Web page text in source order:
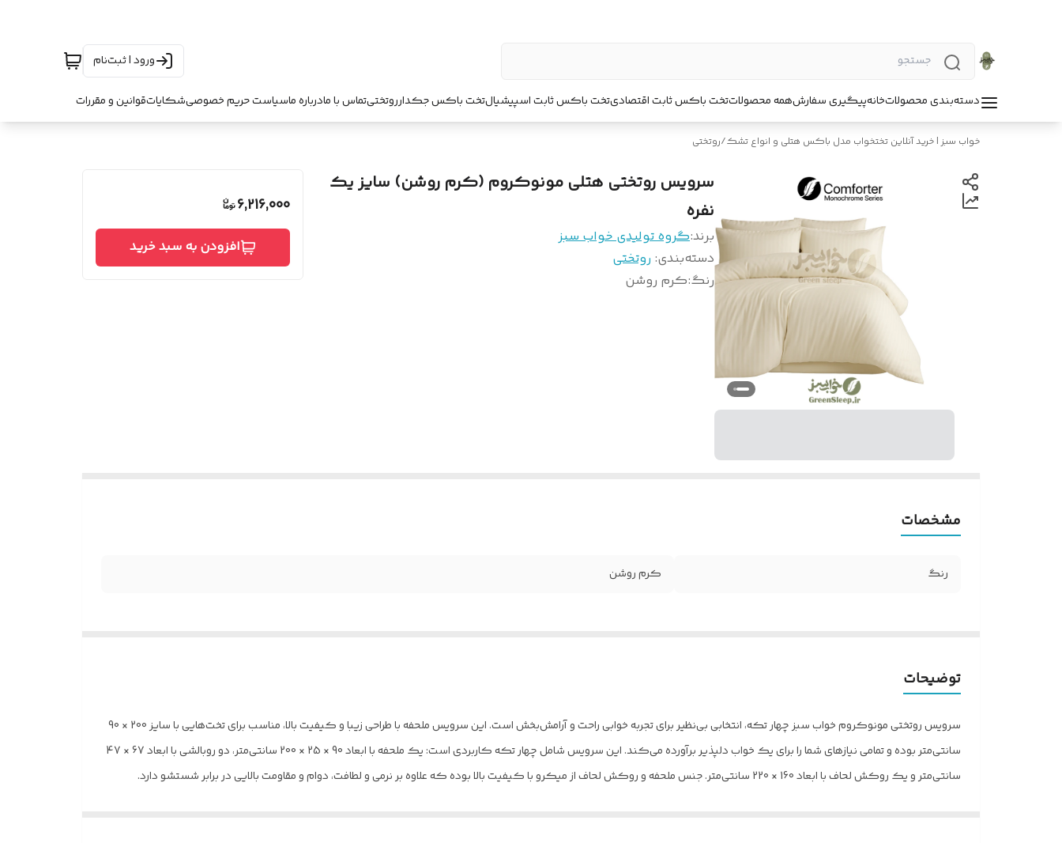
ورود | ثبت‌نام
دسته‌بندی محصولاتخانهپیگیری سفارشهمه محصولاتتخت باکس ثابت اقتصادیتخت باکس ثابت اسپیشیالتخت باکس جکدارروتختیتماس با مادرباره ماسیاست حریم خصوصیشکایاتقوانین و مقررات
خواب سبز | خرید آنلاین تختخواب مدل باکس هتلی و انواع تشک/روتختی
سرویس روتختی هتلی مونوکروم (کرم روشن) سایز یک
نفره
برند:گروه تولیدی خواب سبز
دسته‌بندی: روتختی
رنگ:کرم روشن
6,216,000
افزودن به سبد خرید
مشخصات
رنگ کرم روشن
توضیحات
سرویس روتختی مونوکروم خواب سبز چهار تکه، انتخابی بی‌نظیر برای تجربه خوابی راحت و آرامش‌بخش است. این سرویس ملحفه با طراحی زیبا و کیفیت بالا، مناسب برای تخت‌هایی با سایز 200 × 90
سانتی‌متر بوده و تمامی نیازهای شما را برای یک خواب دلپذیر برآورده می‌کند. این سرویس شامل چهار تکه کاربردی است: یک ملحفه با ابعاد 90 × 25 × 200 سانتی‌متر، دو روبالشی با ابعاد 67 × 47
سانتی‌متر و یک روکش لحاف با ابعاد 160 × 220 سانتی‌متر. جنس ملحفه و روکش لحاف از میکرو با کیفیت بالا بوده که علاوه بر نرمی و لطافت، دوام و مقاومت بالایی در برابر شستشو دارد.